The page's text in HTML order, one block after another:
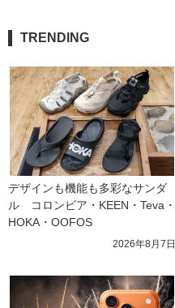
TRENDING
デザインも機能も多彩なサンダ
ル　コロンビア・KEEN・Teva・
HOKA・OOFOS
2026年8月7日